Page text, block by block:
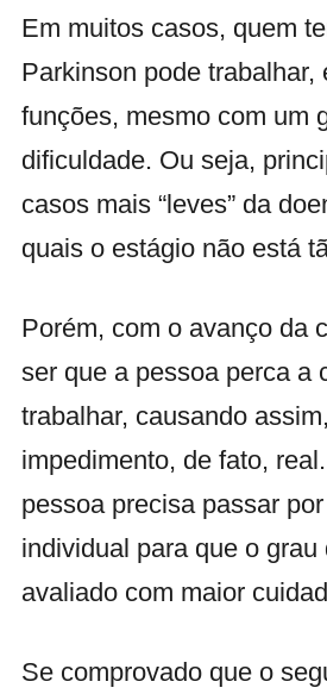
Em muitos casos, quem
Parkinson pode trabalhar,
funções, mesmo com um
dificuldade. Ou seja,
casos mais “leves” da
quais o estágio não está
Porém, com o avanço da
ser que a pessoa perca a
trabalhar, causando
impedimento, de fato,
pessoa precisa passar
individual para que o
avaliado com maior
Se comprovado que o